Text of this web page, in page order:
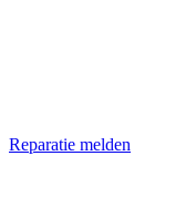
Reparatie melden